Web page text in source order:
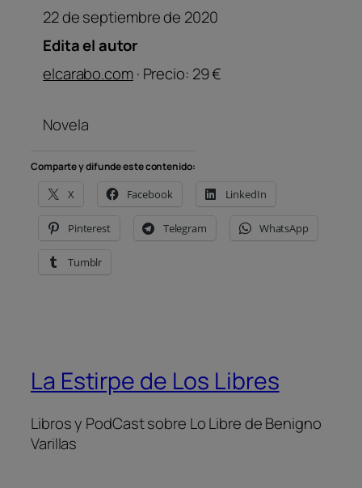
22 de septiembre de 2020
Edita el autor
elcarabo.com· Precio: 29 €
Novela
Comparte y difunde este contenido:
X Facebook LinkedIn
Pinterest Telegram WhatsApp
Tumblr
La Estirpe de Los Libres
Libros y PodCast sobre Lo Libre de Benigno
Varillas